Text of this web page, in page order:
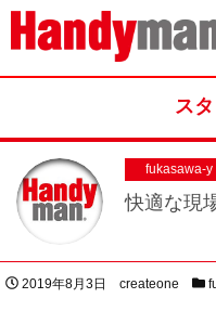
お風呂やキッチンのリフォー
ス
fukasawa-y
快適な現
投稿日
2019年8月3日 著者
createone ス